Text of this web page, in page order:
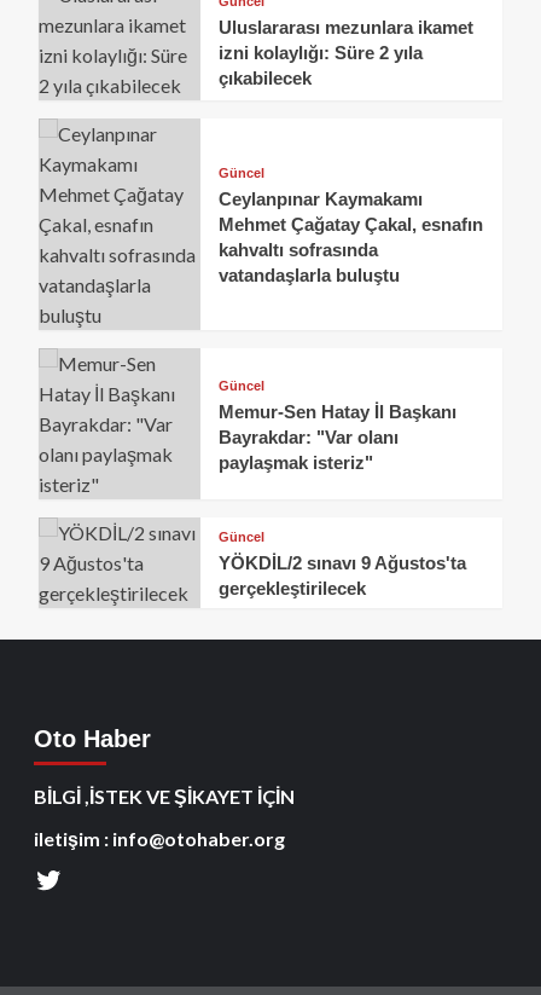
Uluslararası mezunlara ikamet
izni kolaylığı: Süre 2 yıla
çıkabilecek
Güncel
Ceylanpınar Kaymakamı
Mehmet Çağatay Çakal, esnafın
kahvaltı sofrasında
vatandaşlarla buluştu
Güncel
Memur-Sen Hatay İl Başkanı
Bayrakdar: "Var olanı
paylaşmak isteriz"
Güncel
YÖKDİL/2 sınavı 9 Ağustos'ta
gerçekleştirilecek
Oto Haber
BİLGİ ,İSTEK VE ŞİKAYET İÇİN
iletişim : info@otohaber.org